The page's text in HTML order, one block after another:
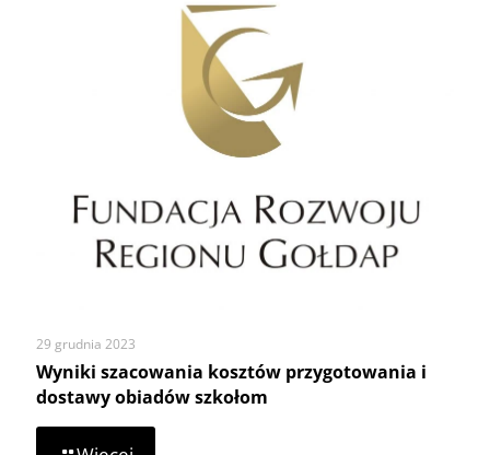
29 grudnia 2023
Wyniki szacowania kosztów przygotowania i
dostawy obiadów szkołom